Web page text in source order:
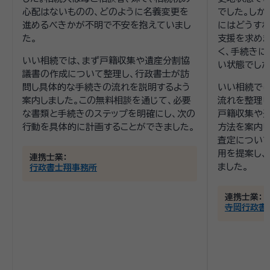
心配はないものの、どのように名義変更を
進めるべきかが不明で不安を抱えていまし
た。
いい相続では、まず戸籍収集や遺産分割協
議書の作成について整理し、行政書士が訪
問し具体的な手続きの流れを説明するよう
案内しました。この無料相談を通じて、必要
な書類と手続きのステップを明確にし、次の
行動を具体的に計画することができました。
連携士業：
行政書士翔事務所
でした。し
にはどうす
支援を求め
く、手続き
い状態でした
いい相続で
流れを整理
戸籍収集や
方法を案内
査定につい
用を提案し
ました。
連携士業：
寺岡行政書